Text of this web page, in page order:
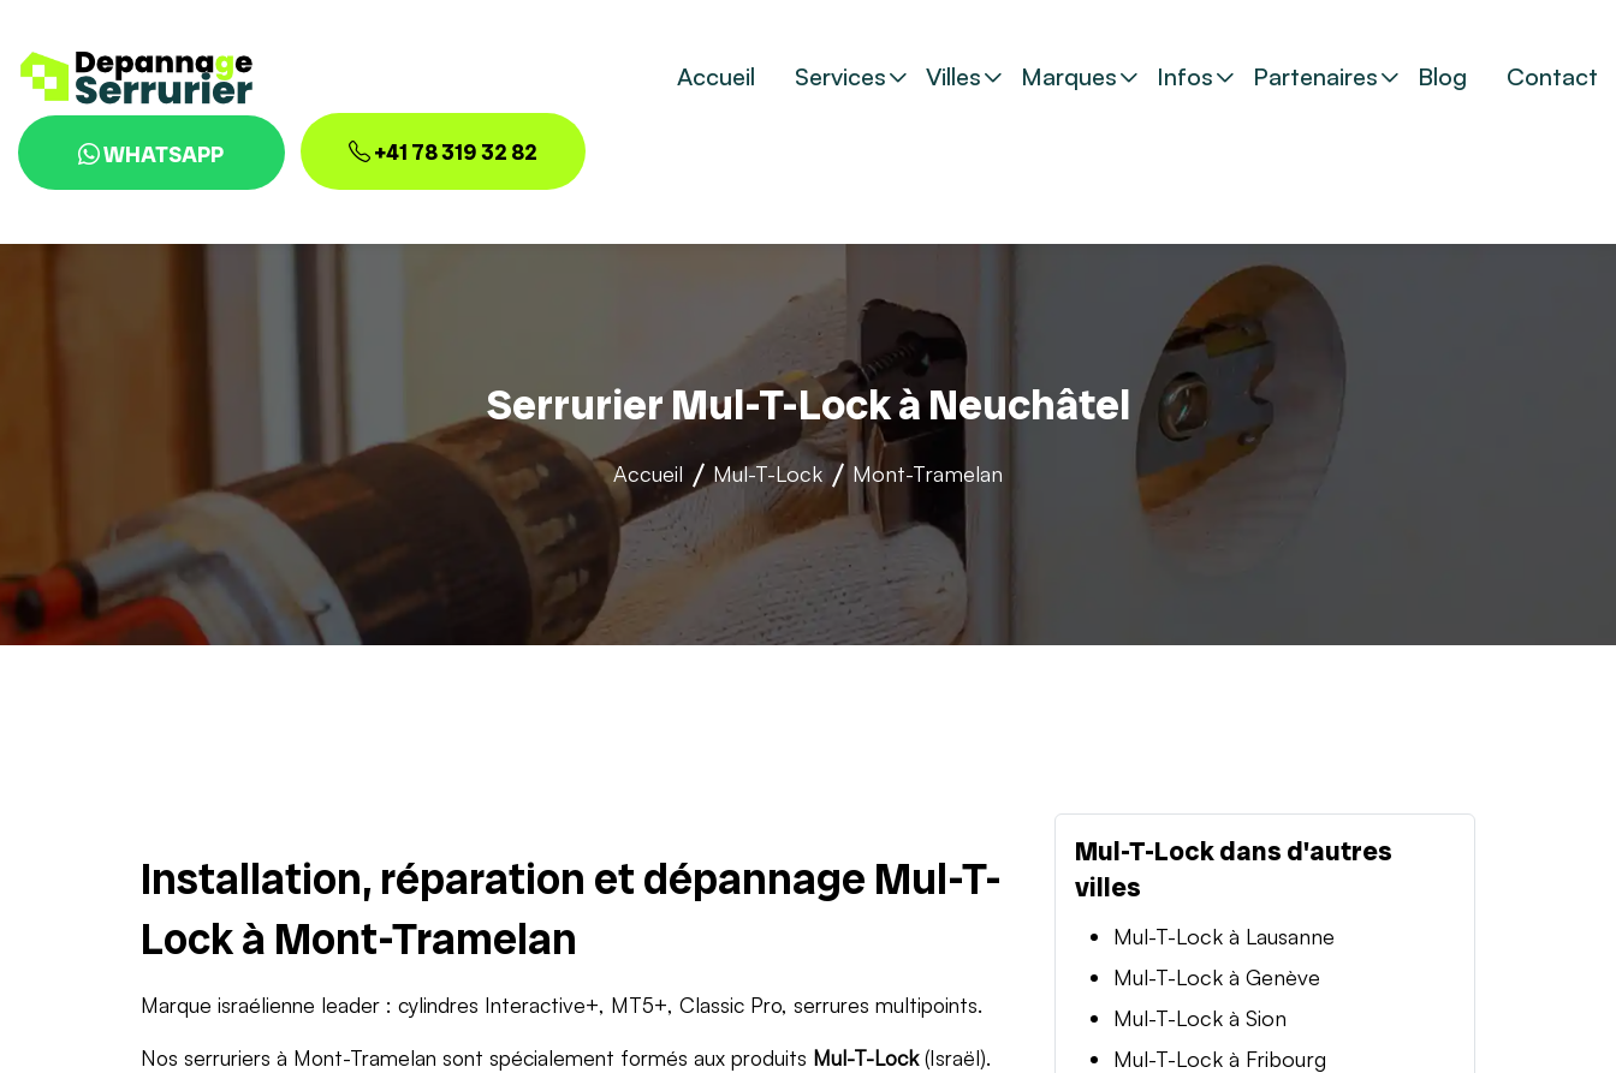
Accueil Services Villes Marques Infos Partenaires Blog Contact
WHATSAPP +41 78 319 32 82
Serrurier Mul-T-Lock à Neuchâtel
Accueil Mul-T-Lock Mont-Tramelan
Installation, réparation et dépannage Mul-T-
Lock à Mont-Tramelan
Marque israélienne leader : cylindres Interactive+, MT5+, Classic Pro, serrures multipoints.
Nos serruriers à Mont-Tramelan sont spécialement formés aux produits Mul-T-Lock(Israël).
Mul-T-Lock dans d'autres
villes
Mul-T-Lock à Lausanne
Mul-T-Lock à Genève
Mul-T-Lock à Sion
Mul-T-Lock à Fribourg